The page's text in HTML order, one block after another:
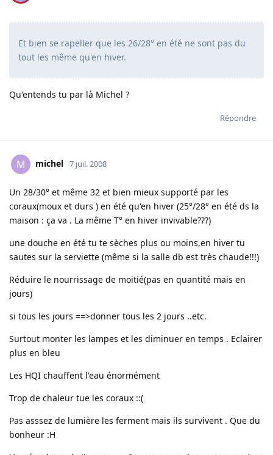
Et bien se rapeller que les 26/28° en été ne sont pas du
tout les même qu'en hiver.
Qu'entends tu par là Michel ?
Répondre
M michel 7 juil. 2008
Un 28/30° et même 32 et bien mieux supporté par les
coraux(moux et durs ) en été qu'en hiver (25°/28° en été ds la
maison : ça va . La même T° en hiver invivable???)
une douche en été tu te sèches plus ou moins,en hiver tu
sautes sur la serviette (même si la salle db est très chaude!!!)
Réduire le nourrissage de moitié(pas en quantité mais en
jours)
si tous les jours ==>donner tous les 2 jours ..etc.
Surtout monter les lampes et les diminuer en temps . Eclairer
plus en bleu
Les HQI chauffent l'eau énormément
Trop de chaleur tue les coraux ::(
Pas asssez de lumière les ferment mais ils survivent . Que du
bonheur :H